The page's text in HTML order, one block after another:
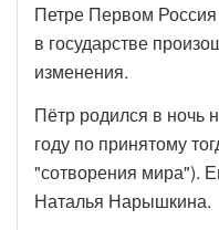
Петре Первом
в государстве
изменения.
Пётр родился в ночь
году по принятому
"сотворения мира").
Наталья Нарышкина.